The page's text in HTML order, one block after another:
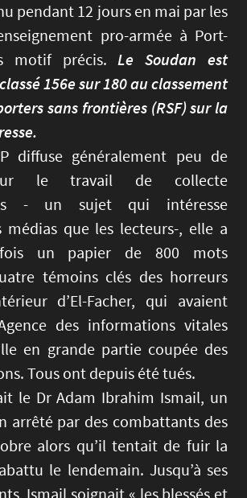
pendant 12 jours en mai par les
pro-armée à Port-
motif précis.Le Soudan est
156e sur 180 au classement
sans frontières (RSF) sur la
diffuse généralement peu de
le travail de collecte
- un sujet qui intéresse
médias que les lecteurs-, elle a
un papier de 800 mots
témoins clés des horreurs
d’El-Facher, qui avaient
des informations vitales
en grande partie coupée des
Tous ont depuis été tués.
le Dr Adam Ibrahim Ismail, un
arrêté par des combattants des
alors qu’il tentait de fuir la
le lendemain. Jusqu’à ses
Ismail soignait « les blessés et